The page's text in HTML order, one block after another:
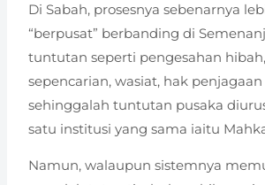
Di Sabah, prosesnya sebenarnya
“berpusat” berbanding di
tuntutan seperti pengesahan
sepencarian, wasiat, hak penjagaan
sehinggalah tuntutan pusaka
satu institusi yang sama iaitu
Namun, walaupun sistemnya